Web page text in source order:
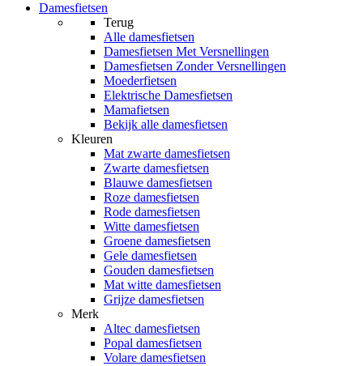
Damesfietsen
Terug
Alle damesfietsen
Damesfietsen Met Versnellingen
Damesfietsen Zonder Versnellingen
Moederfietsen
Elektrische Damesfietsen
Mamafietsen
Bekijk alle damesfietsen
Kleuren
Mat zwarte damesfietsen
Zwarte damesfietsen
Blauwe damesfietsen
Roze damesfietsen
Rode damesfietsen
Witte damesfietsen
Groene damesfietsen
Gele damesfietsen
Gouden damesfietsen
Mat witte damesfietsen
Grijze damesfietsen
Merk
Altec damesfietsen
Popal damesfietsen
Volare damesfietsen